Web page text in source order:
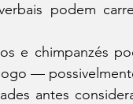
podem
e chimpanzés
—
antes